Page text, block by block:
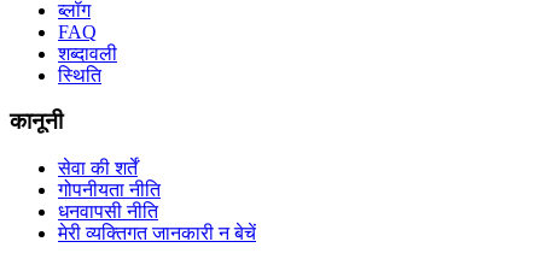
ब्लॉग
FAQ
शब्दावली
स्थिति
कानूनी
सेवा की शर्तें
गोपनीयता नीति
धनवापसी नीति
मेरी व्यक्तिगत जानकारी न बेचें